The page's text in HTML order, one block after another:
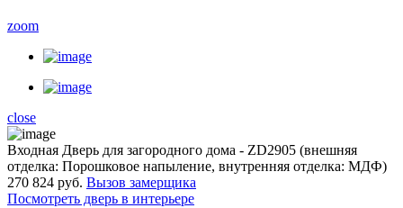
zoom
close
Входная Дверь для загородного дома - ZD2905 (внешняя
отделка: Порошковое напыление, внутренняя отделка: МДФ)
270 824 руб. Вызов замерщика
Посмотреть дверь в интерьере